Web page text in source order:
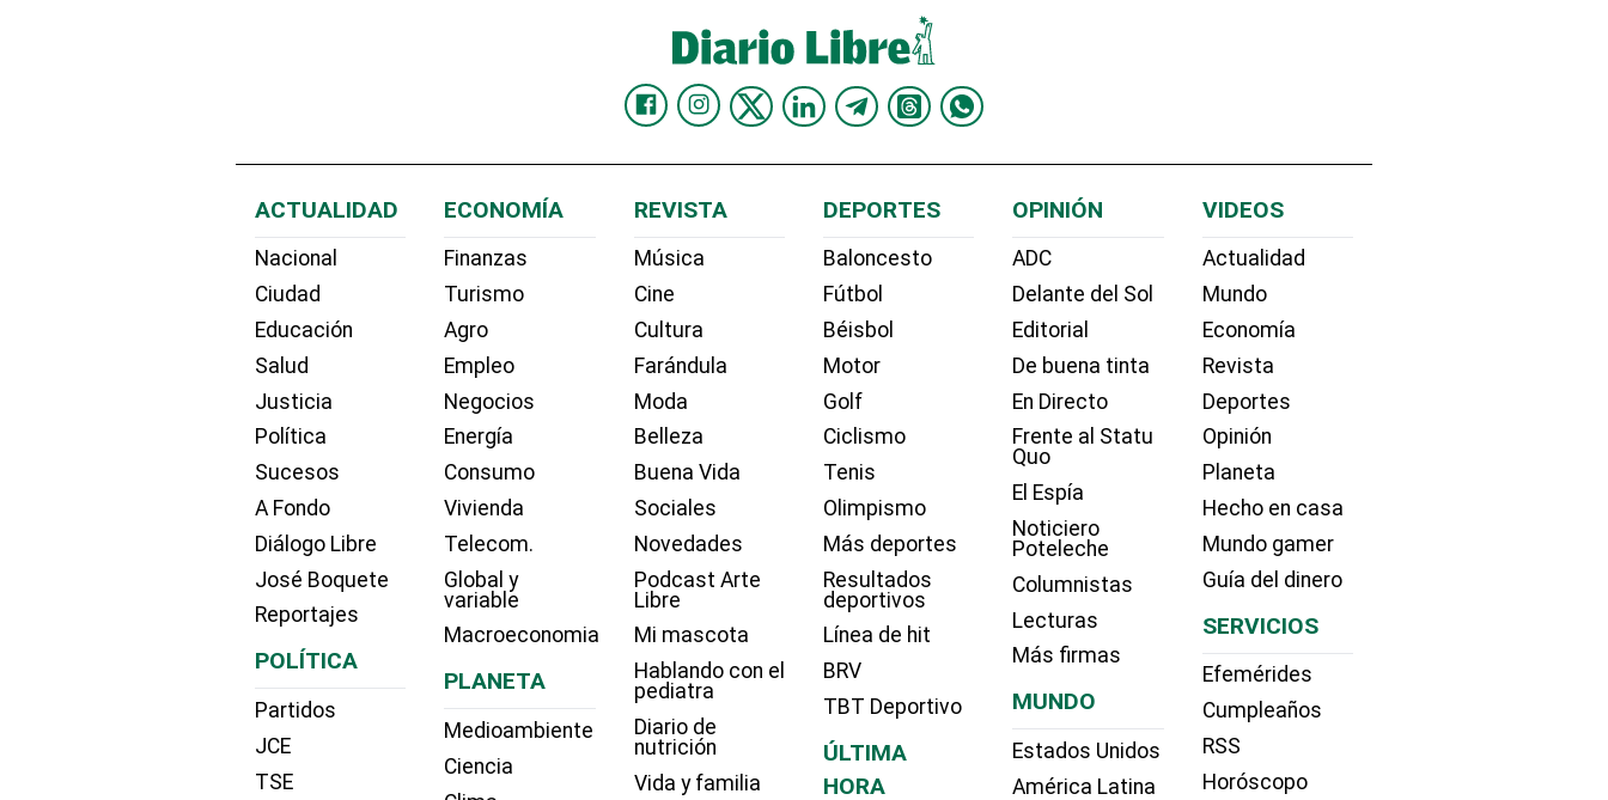
ACTUALIDAD
Nacional
Ciudad
Educación
Salud
Justicia
Política
Sucesos
A Fondo
Diálogo Libre
José Boquete
Reportajes
POLÍTICA
Partidos
JCE
TSE
ECONOMÍA
Finanzas
Turismo
Agro
Empleo
Negocios
Energía
Consumo
Vivienda
Telecom.
Global y
variable
Macroeconomia
PLANETA
Medioambiente
Ciencia
REVISTA
Música
Cine
Cultura
Farándula
Moda
Belleza
Buena Vida
Sociales
Novedades
Podcast Arte
Libre
Mi mascota
Hablando con el
pediatra
Diario de
nutrición
Vida y familia
DEPORTES
Baloncesto
Fútbol
Béisbol
Motor
Golf
Ciclismo
Tenis
Olimpismo
Más deportes
Resultados
deportivos
Línea de hit
BRV
TBT Deportivo
ÚLTIMA
HORA
OPINIÓN
ADC
Delante del Sol
Editorial
De buena tinta
En Directo
Frente al Statu
Quo
El Espía
Noticiero
Poteleche
Columnistas
Lecturas
Más firmas
MUNDO
Estados Unidos
América Latina
VIDEOS
Actualidad
Mundo
Economía
Revista
Deportes
Opinión
Planeta
Hecho en casa
Mundo gamer
Guía del dinero
SERVICIOS
Efemérides
Cumpleaños
RSS
Horóscopo